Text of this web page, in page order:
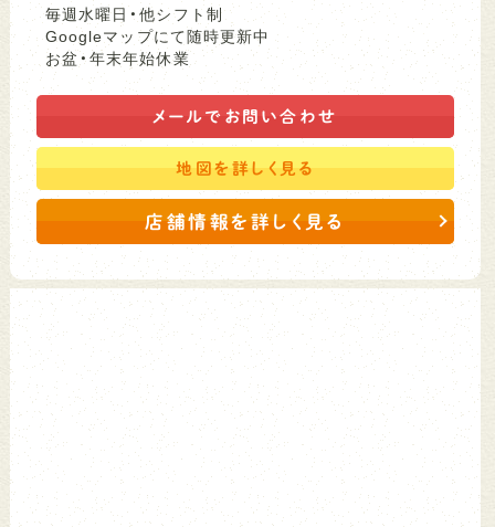
毎週水曜日・他シフト制
Googleマップにて随時更新中
お盆・年末年始休業
メールで お問い合わせ
地図を詳しく見る
店舗情報を詳しく見る